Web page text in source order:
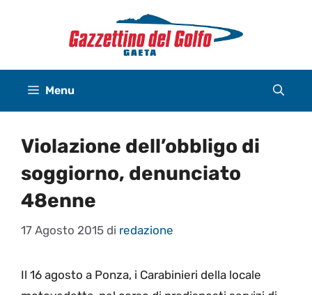
Menu
Violazione dell’obbligo di
soggiorno, denunciato
48enne
17 Agosto 2015 di redazione
Il 16 agosto a Ponza, i Carabinieri della locale